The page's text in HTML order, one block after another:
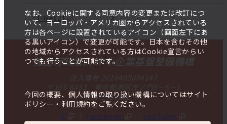
なお、Cookieに関する同意内容の変更または改訂につ
いて、ヨーロッパ・アメリカ圏からアクセスされている
方は各ページに設置されているアイコン（画面左下にあ
る黒いアイコン）で変更が可能です。日本を含むその他
の地域からアクセスされている方はCookie宣言からい
つでも行うことが可能です。
今回の概要、個人情報の取り扱い機構についてはサイト
ポリシー・利用規約をご覧ください。
J-Net21
独立行政法人 中小企業基盤整備機構
法人番号 2010405004147
〒105-8453 東京都港区虎ノ門3－5－1
虎ノ門37森ビル
X
Facebook YouTube